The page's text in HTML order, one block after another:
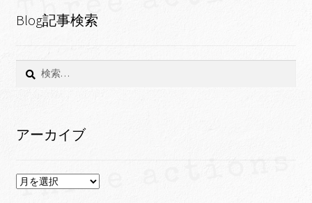
Blog記事検索
アーカイブ
ア